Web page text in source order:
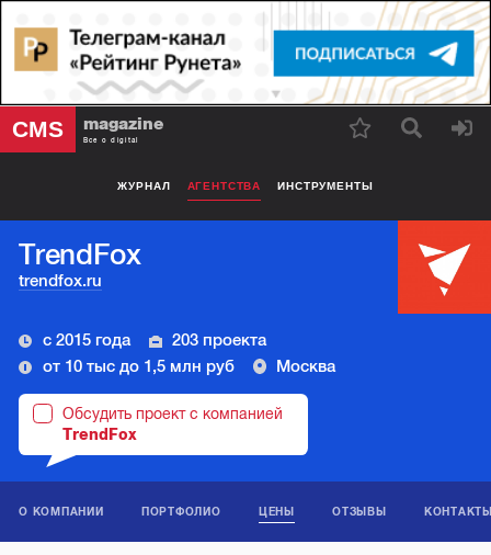
CMS magazine
Все о digital
ЖУРНАЛ АГЕНТСТВА ИНСТРУМЕНТЫ
TrendFox
trendfox.ru
с 2015 года
203 проекта
от 10 тыс до 1,5 млн руб
Москва
Обсудить проект с компанией
TrendFox
О КОМПАНИИ ПОРТФОЛИО ЦЕНЫ ОТЗЫВЫ